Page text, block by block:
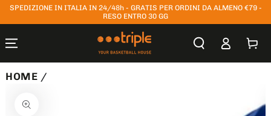
PASSA AL
SPEDIZIONE IN ITALIA IN 24/48h - GRATIS PER ORDINI DA ALMENO €79 -
RESO ENTRO 30 GG
AccessoCarrello
HOME /
SUL PRODOTTO